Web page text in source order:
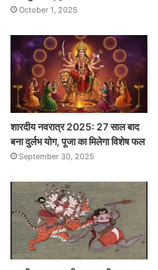
October 1, 2025
शारदीय नवरात्र 2025: 27 साल बाद
बना दुर्लभ योग, पूजा का मिलेगा विशेष फल
September 30, 2025